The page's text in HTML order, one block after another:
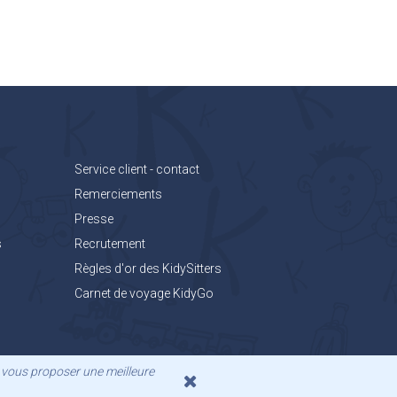
Service client - contact
Remerciements
Presse
Recrutement
Règles d'or des KidySitters
Carnet de voyage KidyGo
proposer une meilleure